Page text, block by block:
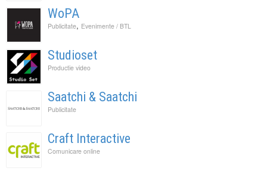
WoPA
Publicitate, Evenimente / BTL
Studioset
Productie video
Saatchi & Saatchi
Publicitate
Craft Interactive
Comunicare online